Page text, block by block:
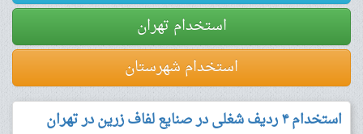
استخدام تهران
استخدام شهرستان
استخدام ۴ ردیف شغلی در صنایع لفاف زرین در تهران